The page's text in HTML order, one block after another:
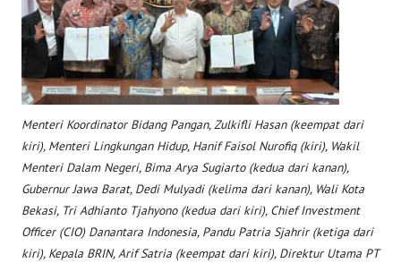
Menteri Koordinator Bidang Pangan, Zulkifli Hasan (keempat dari
kiri), Menteri Lingkungan Hidup, Hanif Faisol Nurofiq (kiri), Wakil
Menteri Dalam Negeri, Bima Arya Sugiarto (kedua dari kanan),
Gubernur Jawa Barat, Dedi Mulyadi (kelima dari kanan), Wali Kota
Bekasi, Tri Adhianto Tjahyono (kedua dari kiri), Chief Investment
Officer (CIO) Danantara Indonesia, Pandu Patria Sjahrir (ketiga dari
kiri), Kepala BRIN, Arif Satria (keempat dari kiri), Direktur Utama PT
WN
SULTRA
WN
WN
SULTENG
WN
SULBAR